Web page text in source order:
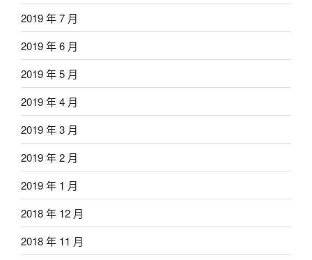
2019 年 7 月
2019 年 6 月
2019 年 5 月
2019 年 4 月
2019 年 3 月
2019 年 2 月
2019 年 1 月
2018 年 12 月
2018 年 11 月